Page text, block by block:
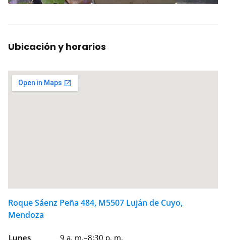
Ubicación y horarios
Roque Sáenz Peña 484, M5507 Luján de Cuyo,
Mendoza
Lunes
9 a. m.–8:30 p. m.